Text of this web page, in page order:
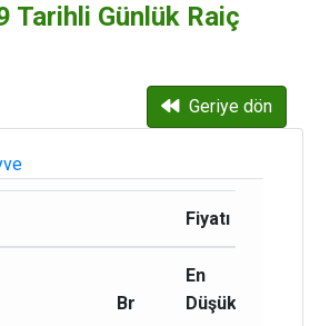
Tarihli Günlük Raiç
Geriye dön
Fiyatı (₺)
Br
En
Düşük